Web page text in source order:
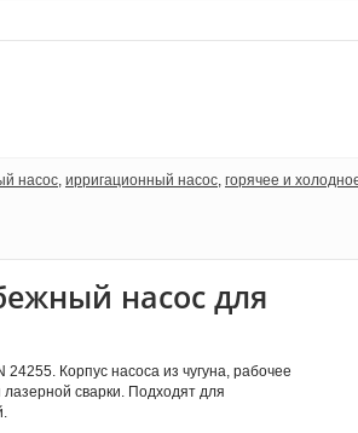
насос, ирригационный насос, горячее и
насос для
Корпус насоса из чугуна, рабочее
сварки. Подходят для